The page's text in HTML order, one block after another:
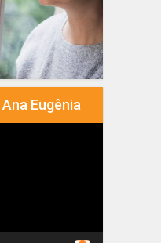
Eugênia